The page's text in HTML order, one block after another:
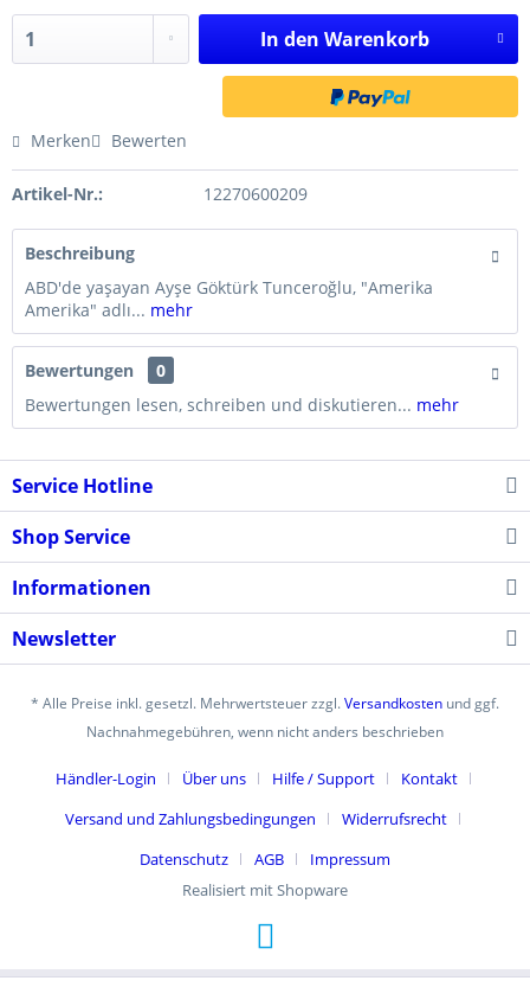
In den Warenkorb
Merken Bewerten
Artikel-Nr.: 12270600209
Beschreibung
ABD'de yaşayan Ayşe Göktürk Tunceroğlu, "Amerika
Amerika" adlı... mehr
Bewertungen
0
Bewertungen lesen, schreiben und diskutieren... mehr
Service Hotline
Shop Service
Informationen
Newsletter
* Alle Preise inkl. gesetzl. Mehrwertsteuer zzgl.Versandkosten und ggf.
Nachnahmegebühren, wenn nicht anders beschrieben
Händler-Login Über uns Hilfe / Support
Kontakt
Versand und Zahlungsbedingungen
Widerrufsrecht
Datenschutz
AGB
Impressum
Realisiert mit Shopware